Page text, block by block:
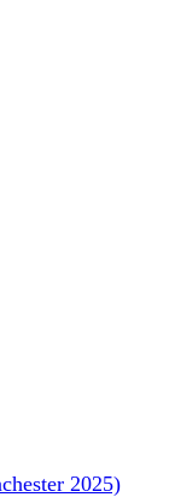
2025)